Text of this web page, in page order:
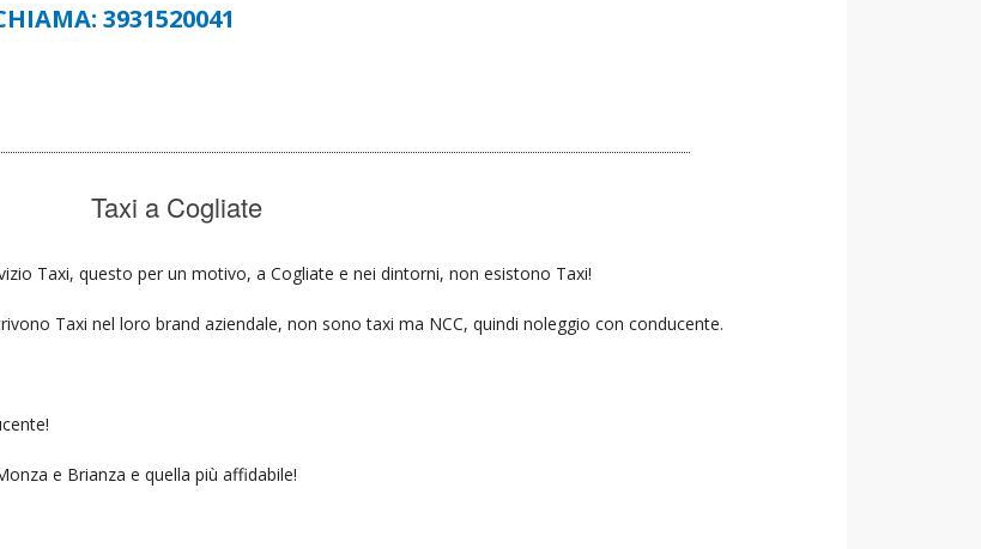
3931520041
Taxi a Cogliate
Taxi, questo per un motivo, a Cogliate e nei dintorni, non esistono Taxi!
Taxi nel loro brand aziendale, non sono taxi ma NCC, quindi noleggio con conducente.
e Brianza e quella più affidabile!